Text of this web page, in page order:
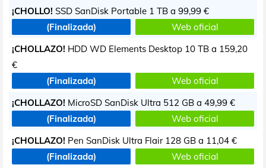
¡CHOLLO! SSD SanDisk Portable 1 TB a 99,99 €
(Finalizada)
Web oficial
¡CHOLLAZO! HDD WD Elements Desktop 10 TB a 159,20
€
(Finalizada)
Web oficial
¡CHOLLAZO! MicroSD SanDisk Ultra 512 GB a 49,99 €
(Finalizada)
Web oficial
¡CHOLLAZO! Pen SanDisk Ultra Flair 128 GB a 11,04 €
(Finalizada)
Web oficial